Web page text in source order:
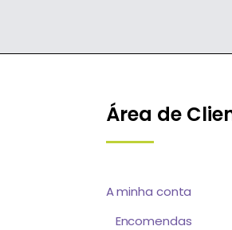
Área de
A minha conta
Encomendas